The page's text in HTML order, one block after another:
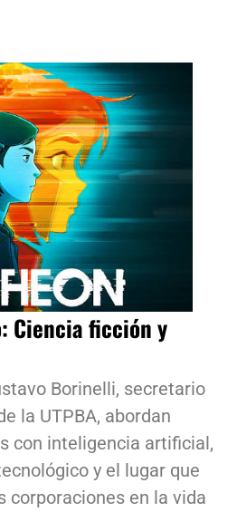
Ciencia ficción y
Borinelli, secretario
la UTPBA, abordan
con inteligencia artificial,
y el lugar que
corporaciones en la vida